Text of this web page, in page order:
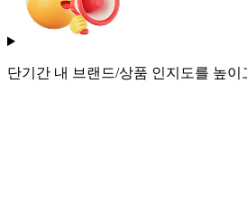
단기간 내 브랜드/상품 인지도를 높이